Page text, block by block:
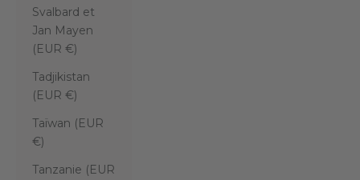
Svalbard et
Jan Mayen
(EUR €)
Tadjikistan
(EUR €)
Taïwan (EUR
€)
Tanzanie (EUR